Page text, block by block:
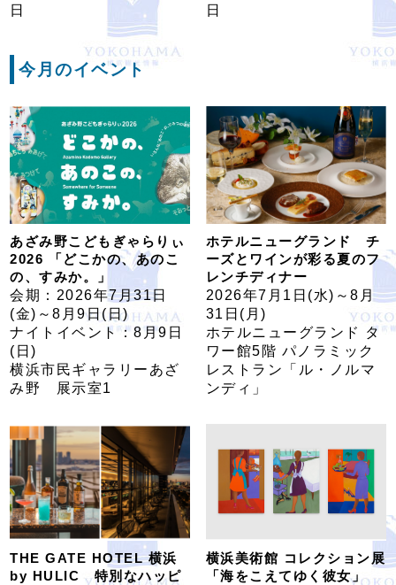
日
日
今月のイベント
あざみ野こどもぎゃらりぃ
2026 「どこかの、あのこ
の、すみか。」
会期：2026年7月31日
(金)～8月9日(日)
ナイトイベント：8月9日
(日)
横浜市民ギャラリーあざ
み野 展示室1
ホテルニューグランド チ
ーズとワインが彩る夏のフ
レンチディナー
2026年7月1日(水)～8月
31日(月)
ホテルニューグランド タ
ワー館5階 パノラミック
レストラン「ル・ノルマ
ンディ」
THE GATE HOTEL 横浜
by HULIC 特別なハッピ
横浜美術館 コレクション展
「海をこえてゆく彼女」